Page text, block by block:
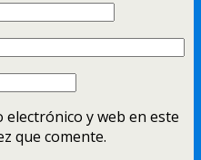
y web en este
que comente.